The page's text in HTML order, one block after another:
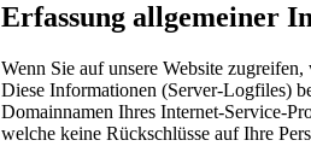
Erfassung allgemeiner
Wenn Sie auf unsere Website
Diese Informationen (Server-Logfiles)
Domainnamen Ihres Internet-Service-
welche keine Rückschlüsse auf Ihre